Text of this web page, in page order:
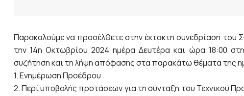
Παρακαλούμε να προσέλθετε στην έκτακτη συνεδρίαση του
την 14η Οκτωβρίου 2024 ημέρα Δευτέρα και ώρα 18:00
συζήτηση και τη λήψη απόφασης στα παρακάτω θέματα της
1. Ενημέρωση Προέδρου
2. Περί υποβολής προτάσεων για τη σύνταξη του Τεχνικού